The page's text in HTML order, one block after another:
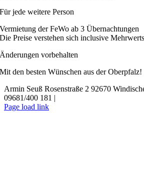
Für jede weitere
Vermietung der FeWo ab 3 Übernachtungen
Die Preise verstehen sich inclusive
Änderungen vorbehalten
Mit den besten Wünschen aus der Oberpfalz!
Armin Seuß Rosenstraße 2 92670
09681/400 181 |
Telefon
E-
Page load link